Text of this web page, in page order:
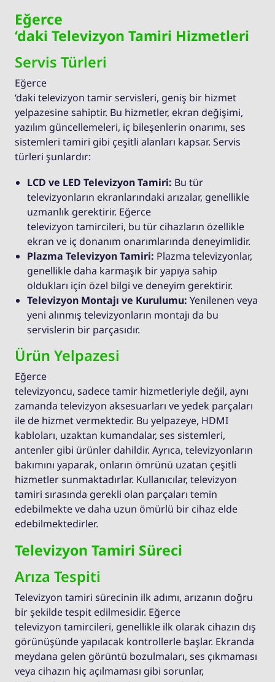
Eğerce
‘daki Televizyon Tamiri Hizmetleri
Servis Türleri
Eğerce
‘daki televizyon tamir servisleri, geniş bir hizmet
yelpazesine sahiptir. Bu hizmetler, ekran değişimi,
yazılım güncellemeleri, iç bileşenlerin onarımı, ses
sistemleri tamiri gibi çeşitli alanları kapsar. Servis
türleri şunlardır:
LCD ve LED Televizyon Tamiri: Bu tür
televizyonların ekranlarındaki arızalar, genellikle
uzmanlık gerektirir. Eğerce
televizyon tamircileri, bu tür cihazların özellikle
ekran ve iç donanım onarımlarında deneyimlidir.
Plazma Televizyon Tamiri: Plazma televizyonlar,
genellikle daha karmaşık bir yapıya sahip
oldukları için özel bilgi ve deneyim gerektirir.
Televizyon Montajı ve Kurulumu: Yenilenen veya
yeni alınmış televizyonların montajı da bu
servislerin bir parçasıdır.
Ürün Yelpazesi
Eğerce
televizyoncu, sadece tamir hizmetleriyle değil, aynı
zamanda televizyon aksesuarları ve yedek parçaları
ile de hizmet vermektedir. Bu yelpazeye, HDMI
kabloları, uzaktan kumandalar, ses sistemleri,
antenler gibi ürünler dahildir. Ayrıca, televizyonların
bakımını yaparak, onların ömrünü uzatan çeşitli
hizmetler sunmaktadırlar. Kullanıcılar, televizyon
tamiri sırasında gerekli olan parçaları temin
edebilmekte ve daha uzun ömürlü bir cihaz elde
edebilmektedirler.
Televizyon Tamiri Süreci
Arıza Tespiti
Televizyon tamiri sürecinin ilk adımı, arızanın doğru
bir şekilde tespit edilmesidir. Eğerce
televizyon tamircileri, genellikle ilk olarak cihazın dış
görünüşünde yapılacak kontrollerle başlar. Ekranda
meydana gelen görüntü bozulmaları, ses çıkmaması
veya cihazın hiç açılmaması gibi sorunlar,